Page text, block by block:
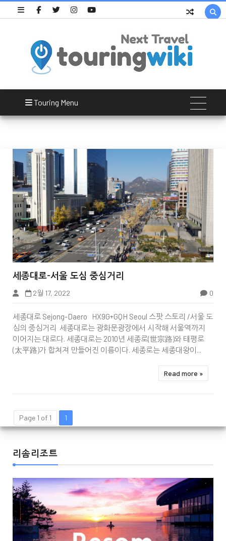

Touring Menu


한국프레스센터
세종대로-서울 도심 중심거리
2월 17, 2022 0
세종대로 Sejong-Daero HX9G+GQH Seoul 스팟 스토리 /서울 도
심의 중심거리 세종대로는 광화문광장에서 시작해 서울역까지
이어지는 대로다. 세종대로는 2010년 세종로(世宗路)와 태평로
(太平路)가 합쳐져 만들어진 이름이다. 세종로는 세종대왕이...
Read more »
Page 1 of 1 1
리솜리조트